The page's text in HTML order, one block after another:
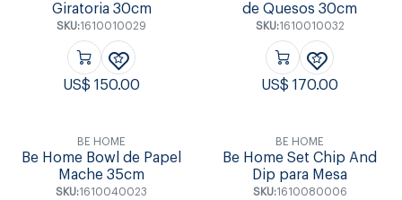
Giratoria 30cm
SKU:1610010029
US$150.00
de Quesos 30cm
SKU:1610010032
US$170.00
BE HOME
Be Home Bowl de Papel
Mache 35cm
SKU:1610040023
BE HOME
Be Home Set Chip And
Dip para Mesa
SKU:1610080006